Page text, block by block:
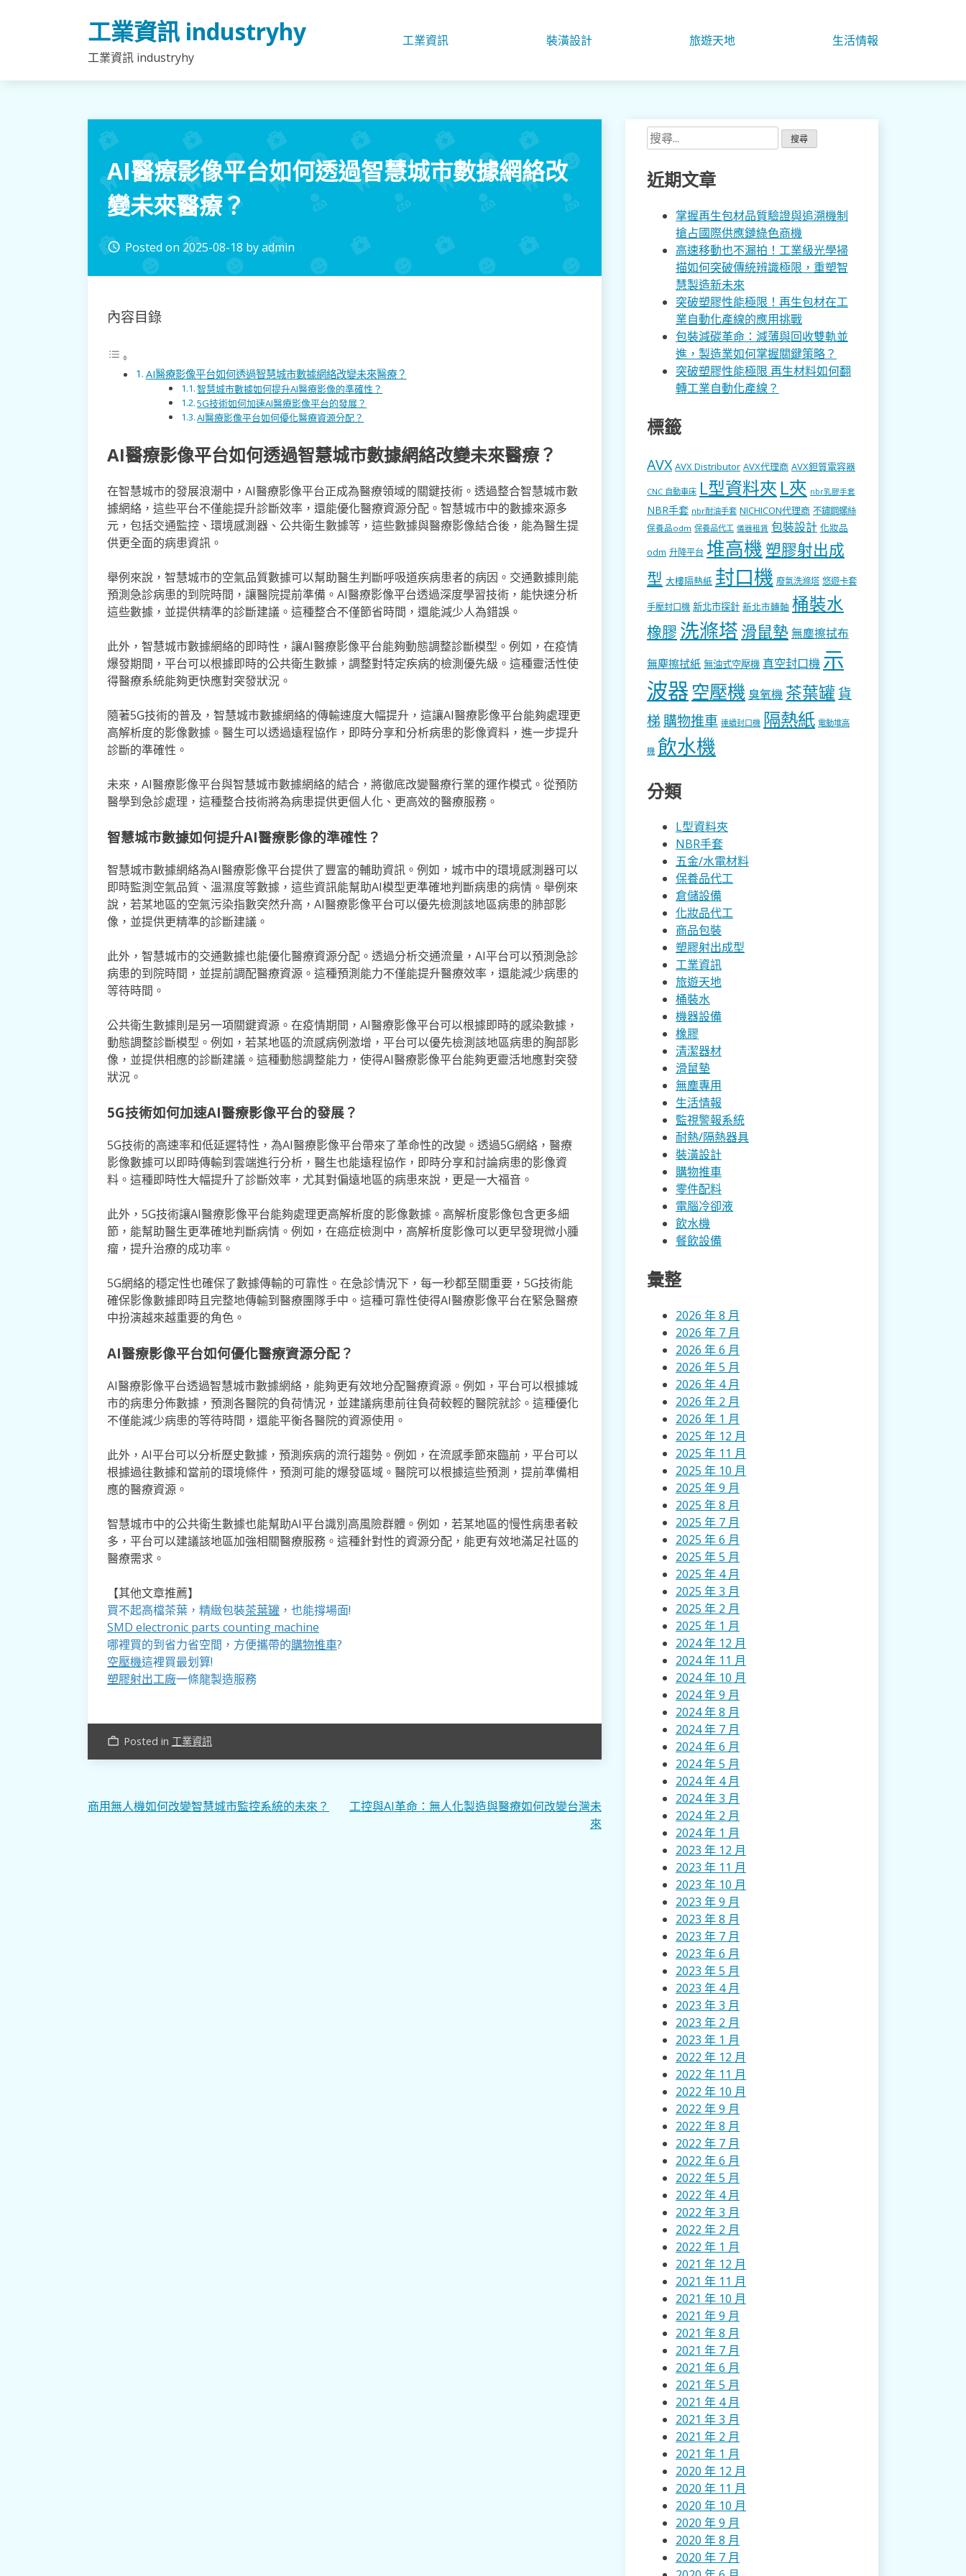
工業資訊 industryhy
工業資訊 industryhy
工業資訊 裝潢設計 旅遊天地 生活情報
AI醫療影像平台如何透過智慧城市數據網絡改
變未來醫療？
access_time Posted on2025-08-18 byadmin
內容目錄
AI醫療影像平台如何透過智慧城市數據網絡改變未來醫療？
智慧城市數據如何提升AI醫療影像的準確性？
5G技術如何加速AI醫療影像平台的發展？
AI醫療影像平台如何優化醫療資源分配？
AI醫療影像平台如何透過智慧城市數據網絡改變未來醫療？
在智慧城市的發展浪潮中，AI醫療影像平台正成為醫療領域的關鍵技術。透過整合智慧城市數
據網絡，這些平台不僅能提升診斷效率，還能優化醫療資源分配。智慧城市中的數據來源多
元，包括交通監控、環境感測器、公共衛生數據等，這些數據與醫療影像結合後，能為醫生提
供更全面的病患資訊。
舉例來說，智慧城市的空氣品質數據可以幫助醫生判斷呼吸道疾病患者的病因。交通數據則能
預測急診病患的到院時間，讓醫院提前準備。AI醫療影像平台透過深度學習技術，能快速分析
這些數據，並提供精準的診斷建議。這種整合不僅節省時間，還能減少人為錯誤。
此外，智慧城市數據網絡的即時性，讓AI醫療影像平台能夠動態調整診斷模型。例如，在疫情
爆發期間，平台可以根據即時的公共衛生數據，調整對特定疾病的檢測優先級。這種靈活性使
得醫療系統能夠更快應對突發狀況。
隨著5G技術的普及，智慧城市數據網絡的傳輸速度大幅提升，這讓AI醫療影像平台能夠處理更
高解析度的影像數據。醫生可以透過遠程協作，即時分享和分析病患的影像資料，進一步提升
診斷的準確性。
未來，AI醫療影像平台與智慧城市數據網絡的結合，將徹底改變醫療行業的運作模式。從預防
醫學到急診處理，這種整合技術將為病患提供更個人化、更高效的醫療服務。
智慧城市數據如何提升AI醫療影像的準確性？
智慧城市數據網絡為AI醫療影像平台提供了豐富的輔助資訊。例如，城市中的環境感測器可以
即時監測空氣品質、溫濕度等數據，這些資訊能幫助AI模型更準確地判斷病患的病情。舉例來
說，若某地區的空氣污染指數突然升高，AI醫療影像平台可以優先檢測該地區病患的肺部影
像，並提供更精準的診斷建議。
此外，智慧城市的交通數據也能優化醫療資源分配。透過分析交通流量，AI平台可以預測急診
病患的到院時間，並提前調配醫療資源。這種預測能力不僅能提升醫療效率，還能減少病患的
等待時間。
公共衛生數據則是另一項關鍵資源。在疫情期間，AI醫療影像平台可以根據即時的感染數據，
動態調整診斷模型。例如，若某地區的流感病例激增，平台可以優先檢測該地區病患的胸部影
像，並提供相應的診斷建議。這種動態調整能力，使得AI醫療影像平台能夠更靈活地應對突發
狀況。
5G技術如何加速AI醫療影像平台的發展？
5G技術的高速率和低延遲特性，為AI醫療影像平台帶來了革命性的改變。透過5G網絡，醫療
影像數據可以即時傳輸到雲端進行分析，醫生也能遠程協作，即時分享和討論病患的影像資
料。這種即時性大幅提升了診斷效率，尤其對偏遠地區的病患來說，更是一大福音。
此外，5G技術讓AI醫療影像平台能夠處理更高解析度的影像數據。高解析度影像包含更多細
節，能幫助醫生更準確地判斷病情。例如，在癌症檢測中，高解析度影像可以更早發現微小腫
瘤，提升治療的成功率。
5G網絡的穩定性也確保了數據傳輸的可靠性。在急診情況下，每一秒都至關重要，5G技術能
確保影像數據即時且完整地傳輸到醫療團隊手中。這種可靠性使得AI醫療影像平台在緊急醫療
中扮演越來越重要的角色。
AI醫療影像平台如何優化醫療資源分配？
AI醫療影像平台透過智慧城市數據網絡，能夠更有效地分配醫療資源。例如，平台可以根據城
市的病患分佈數據，預測各醫院的負荷情況，並建議病患前往負荷較輕的醫院就診。這種優化
不僅能減少病患的等待時間，還能平衡各醫院的資源使用。
此外，AI平台可以分析歷史數據，預測疾病的流行趨勢。例如，在流感季節來臨前，平台可以
根據過往數據和當前的環境條件，預測可能的爆發區域。醫院可以根據這些預測，提前準備相
應的醫療資源。
智慧城市中的公共衛生數據也能幫助AI平台識別高風險群體。例如，若某地區的慢性病患者較
多，平台可以建議該地區加強相關醫療服務。這種針對性的資源分配，能更有效地滿足社區的
醫療需求。
【其他文章推薦】
買不起高檔茶葉，精緻包裝茶葉罐，也能撐場面!
SMD electronic parts counting machine
哪裡買的到省力省空間，方便攜帶的購物推車?
空壓機這裡買最划算!
塑膠射出工廠一條龍製造服務
work_outline Posted in 工業資訊
文
商用無人機如何改變智慧城市監控系統的未來？
工控與AI革命：無人化製造與醫療如何改變台灣未
來
搜
尋
關
鍵
近期文章
掌握再生包材品質驗證與追溯機制
搶占國際供應鏈綠色商機
高速移動也不漏拍！工業級光學掃
描如何突破傳統辨識極限，重塑智
慧製造新未來
突破塑膠性能極限！再生包材在工
業自動化產線的應用挑戰
包裝減碳革命：減薄與回收雙軌並
進，製造業如何掌握關鍵策略？
突破塑膠性能極限 再生材料如何翻
轉工業自動化產線？
標籤
AVX AVX Distributor AVX代理商 AVX鉭質電容器
CNC 自動車床 L型資料夾 L夾 nbr乳膠手套
NBR手套 nbr耐油手套 NICHICON代理商 不鏽鋼螺絲
保養品odm 保養品代工 儀器租賃 包裝設計 化妝品
odm 升降平台 堆高機 塑膠射出成
型 大樓隔熱紙 封口機 廢氣洗滌塔 悠遊卡套
手壓封口機 新北市探針 新北市轉軸 桶裝水
橡膠 洗滌塔 滑鼠墊無塵擦拭布
無塵擦拭紙 無油式空壓機 真空封口機 示
波器 空壓機 臭氧機 茶葉罐 貨
梯 購物推車 連續封口機 隔熱紙 電動堆高
機 飲水機
分類
L型資料夾
NBR手套
五金/水電材料
保養品代工
倉儲設備
化妝品代工
商品包裝
塑膠射出成型
工業資訊
旅遊天地
桶裝水
機器設備
橡膠
清潔器材
滑鼠墊
無塵專用
生活情報
監視警報系統
耐熱/隔熱器具
裝潢設計
購物推車
零件配料
電腦冷卻液
飲水機
餐飲設備
彙整
2026 年 8 月
2026 年 7 月
2026 年 6 月
2026 年 5 月
2026 年 4 月
2026 年 2 月
2026 年 1 月
2025 年 12 月
2025 年 11 月
2025 年 10 月
2025 年 9 月
2025 年 8 月
2025 年 7 月
2025 年 6 月
2025 年 5 月
2025 年 4 月
2025 年 3 月
2025 年 2 月
2025 年 1 月
2024 年 12 月
2024 年 11 月
2024 年 10 月
2024 年 9 月
2024 年 8 月
2024 年 7 月
2024 年 6 月
2024 年 5 月
2024 年 4 月
2024 年 3 月
2024 年 2 月
2024 年 1 月
2023 年 12 月
2023 年 11 月
2023 年 10 月
2023 年 9 月
2023 年 8 月
2023 年 7 月
2023 年 6 月
2023 年 5 月
2023 年 4 月
2023 年 3 月
2023 年 2 月
2023 年 1 月
2022 年 12 月
2022 年 11 月
2022 年 10 月
2022 年 9 月
2022 年 8 月
2022 年 7 月
2022 年 6 月
2022 年 5 月
2022 年 4 月
2022 年 3 月
2022 年 2 月
2022 年 1 月
2021 年 12 月
2021 年 11 月
2021 年 10 月
2021 年 9 月
2021 年 8 月
2021 年 7 月
2021 年 6 月
2021 年 5 月
2021 年 4 月
2021 年 3 月
2021 年 2 月
2021 年 1 月
2020 年 12 月
2020 年 11 月
2020 年 10 月
2020 年 9 月
2020 年 8 月
2020 年 7 月